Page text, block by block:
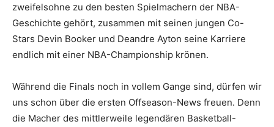
zweifelsohne zu den besten Spielmachern der NBA-
Geschichte gehört, zusammen mit seinen jungen Co-
Stars Devin Booker und Deandre Ayton seine Karriere
endlich mit einer NBA-Championship krönen.
Während die Finals noch in vollem Gange sind, dürfen wir
uns schon über die ersten Offseason-News freuen. Denn
die Macher des mittlerweile legendären Basketball-